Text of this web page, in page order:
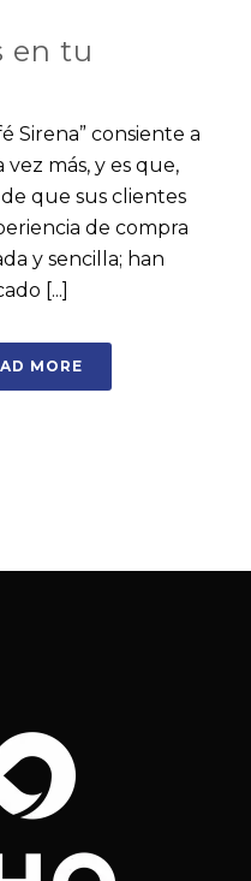
en tu
Sirena” consiente a
más, y es que,
que sus clientes
de compra
y sencilla; han
[...]
MORE